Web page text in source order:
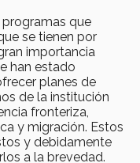
que
se tienen por
importancia
han estado
planes de
de la institución
fronteriza,
y migración. Estos
y debidamente
a la brevedad.